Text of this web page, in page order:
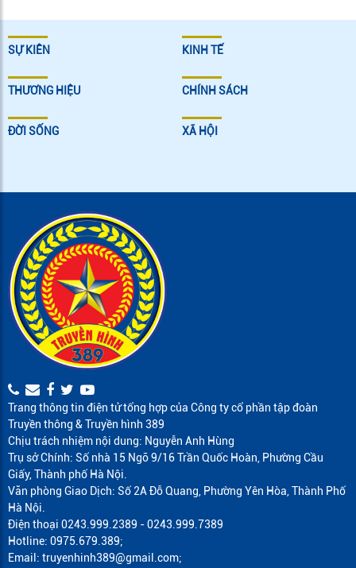
SỰ KIÊN KINH TẾ
THƯƠNG HIỆU CHÍNH SÁCH
ĐỜI SỐNG XÃ HỘI
Trang thông tin điện tử tổng hợp của Công ty cổ phần tập đoàn
Truyền thông & Truyền hình 389
Chịu trách nhiệm nội dung: Nguyễn Anh Hùng
Trụ sở Chính: Số nhà 15 Ngõ 9/16 Trần Quốc Hoàn, Phường Cầu
Giấy, Thành phố Hà Nội.
Văn phòng Giao Dịch: Số 2A Đỗ Quang, Phường Yên Hòa, Thành Phố
Hà Nội.
Điện thoại 0243.999.2389 - 0243.999.7389
Hotline: 0975.679.389;
Email: truyenhinh389@gmail.com;